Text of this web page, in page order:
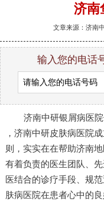
济南
文章来源：济南
输入您的电话
济南中研银屑病医
，济南中研皮肤病医院
则，实实在在帮助济南
有着负责的医生团队、
医结合的诊疗手段、规
肤病医院在患者心中的良